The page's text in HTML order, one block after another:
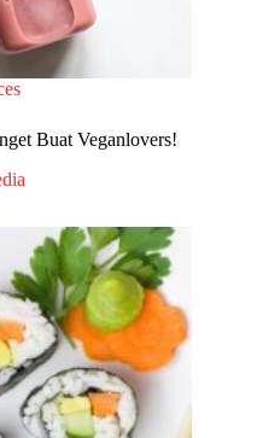
Buat Veganlovers!